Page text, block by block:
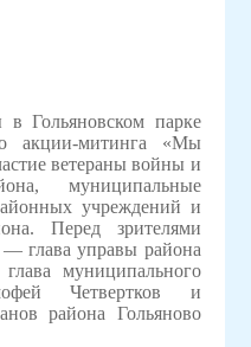
Гольяновском парке
акции-митинга «Мы
ветераны войны и
муниципальные
учреждений и
Перед зрителями
глава управы района
муниципального
Четвертков и
района Гольяново